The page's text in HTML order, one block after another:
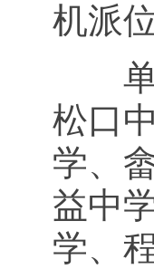
机派
单
松口
学、
益中
学、